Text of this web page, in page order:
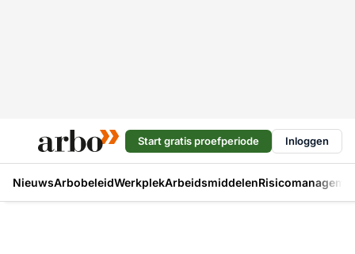
Start gratis proefperiode Inloggen
NieuwsArbobeleidWerkplekArbeidsmiddelen